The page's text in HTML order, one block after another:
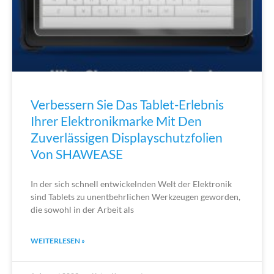
Verbessern Sie Das Tablet-Erlebnis
Ihrer Elektronikmarke Mit Den
Zuverlässigen Displayschutzfolien
Von SHAWEASE
In der sich schnell entwickelnden Welt der Elektronik
sind Tablets zu unentbehrlichen Werkzeugen geworden,
die sowohl in der Arbeit als
WEITERLESEN »